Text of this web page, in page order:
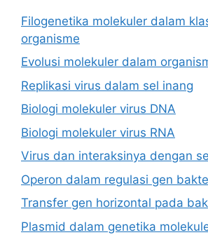
Filogenetika molekuler dalam
organisme
Evolusi molekuler dalam
Replikasi virus dalam sel inang
Biologi molekuler virus DNA
Biologi molekuler virus RNA
Virus dan interaksinya dengan
Operon dalam regulasi gen
Transfer gen horizontal pada
Plasmid dalam genetika